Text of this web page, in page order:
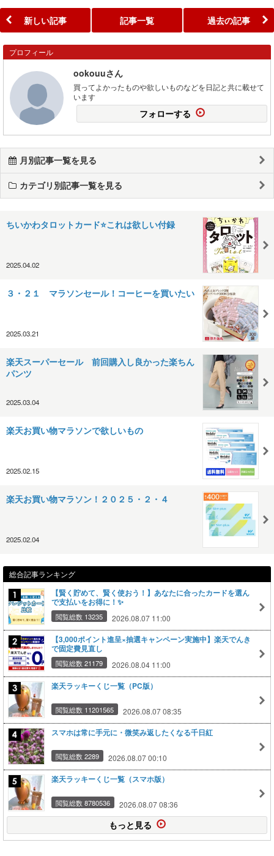
新しい記事 記事一覧 過去の記事
プロフィール
ookouuさん
買ってよかったものや欲しいものなどを日記と共に載せて
います
フォローする
月別記事一覧を見る
カテゴリ別記事一覧を見る
ちいかわタロットカード⭐️これは欲しい付録
2025.04.02
３・２１ マラソンセール！コーヒーを買いたい
2025.03.21
楽天スーパーセール 前回購入し良かった楽ちん
パンツ
2025.03.04
楽天お買い物マラソンで欲しいもの
2025.02.15
楽天お買い物マラソン！２０２５・２・４
2025.02.04
総合記事ランキング
【賢く貯めて、賢く使おう！】あなたに合ったカードを選ん
で支払いをお得に！✨
閲覧総数 13235 2026.08.07 11:00
【3,000ポイント進呈×抽選キャンペーン実施中】楽天でんき
で固定費見直し
閲覧総数 21179 2026.08.04 11:00
楽天ラッキーくじ一覧（PC版）
閲覧総数 11201565 2026.08.07 08:35
スマホは常に手元に・微笑み返したくなる千日紅
閲覧総数 2289 2026.08.07 00:10
楽天ラッキーくじ一覧（スマホ版）
閲覧総数 8780536 2026.08.07 08:36
もっと見る